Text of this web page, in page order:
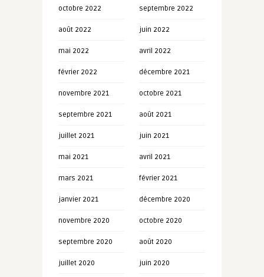
octobre 2022 septembre 2022
août 2022 juin 2022
mai 2022 avril 2022
février 2022 décembre 2021
novembre 2021 octobre 2021
septembre 2021 août 2021
juillet 2021 juin 2021
mai 2021 avril 2021
mars 2021 février 2021
janvier 2021 décembre 2020
novembre 2020 octobre 2020
septembre 2020 août 2020
juillet 2020 juin 2020